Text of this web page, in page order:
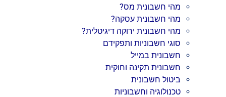
מהי חשבונית מס?
מהי חשבונית עסקה?
מהי חשבונית ירוקה דיגיטלית?
סוגי חשבוניות ותפקידם
חשבונית במייל
חשבונית תקינה וחוקית
ביטול חשבונית
טכנולוגיה וחשבוניות